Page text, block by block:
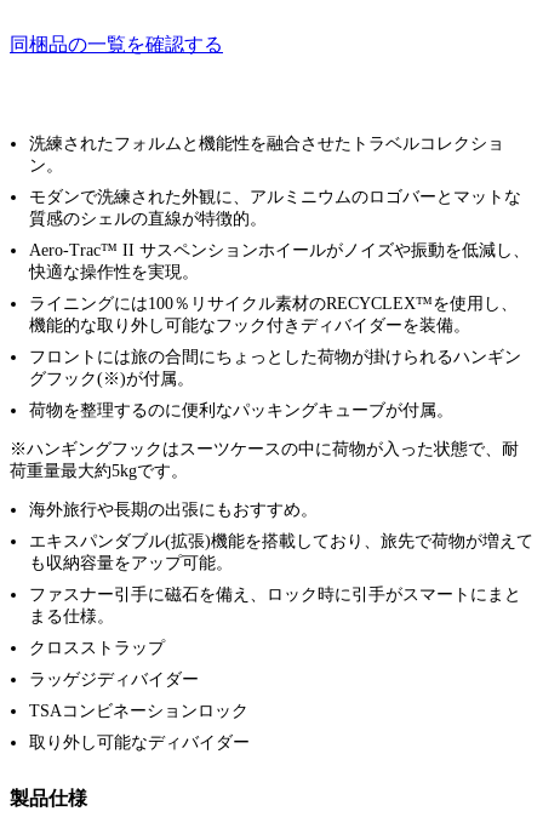
同梱品の一覧を確認する
洗練されたフォルムと機能性を融合させたトラベルコレクショ
ン。
モダンで洗練された外観に、アルミニウムのロゴバーとマットな
質感のシェルの直線が特徴的。
Aero-Trac™ II サスペンションホイールがノイズや振動を低減し、
快適な操作性を実現。
ライニングには100％リサイクル素材のRECYCLEX™を使用し、
機能的な取り外し可能なフック付きディバイダーを装備。
フロントには旅の合間にちょっとした荷物が掛けられるハンギン
グフック(※)が付属。
荷物を整理するのに便利なパッキングキューブが付属。
※ハンギングフックはスーツケースの中に荷物が入った状態で、耐
荷重量最大約5kgです。
海外旅行や長期の出張にもおすすめ。
エキスパンダブル(拡張)機能を搭載しており、旅先で荷物が増えて
も収納容量をアップ可能。
ファスナー引手に磁石を備え、ロック時に引手がスマートにまと
まる仕様。
クロスストラップ
ラッゲジディバイダー
TSAコンビネーションロック
取り外し可能なディバイダー
製品仕様